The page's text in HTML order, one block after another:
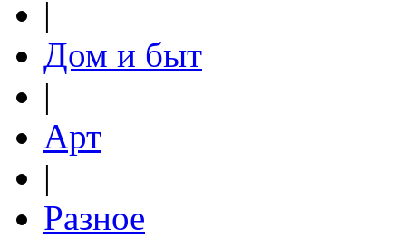
|
Дом и быт
|
Арт
|
Разное